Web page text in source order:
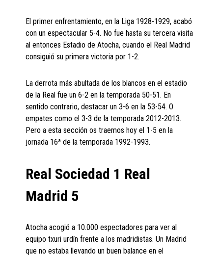
El primer enfrentamiento, en la Liga 1928-1929, acabó
con un espectacular 5-4. No fue hasta su tercera visita
al entonces Estadio de Atocha, cuando el Real Madrid
consiguió su primera victoria por 1-2.
La derrota más abultada de los blancos en el estadio
de la Real fue un 6-2 en la temporada 50-51. En
sentido contrario, destacar un 3-6 en la 53-54. O
empates como el 3-3 de la temporada 2012-2013.
Pero a esta sección os traemos hoy el 1-5 en la
jornada 16ª de la temporada 1992-1993.
Real Sociedad 1 Real
Madrid 5
Atocha acogió a 10.000 espectadores para ver al
equipo txuri urdín frente a los madridistas. Un Madrid
que no estaba llevando un buen balance en el